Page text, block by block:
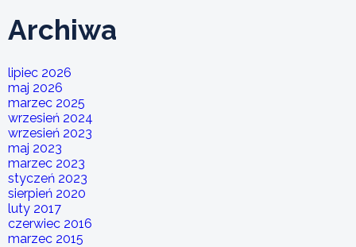
Archiwa
lipiec 2026
maj 2026
marzec 2025
wrzesień 2024
wrzesień 2023
maj 2023
marzec 2023
styczeń 2023
sierpień 2020
luty 2017
czerwiec 2016
marzec 2015